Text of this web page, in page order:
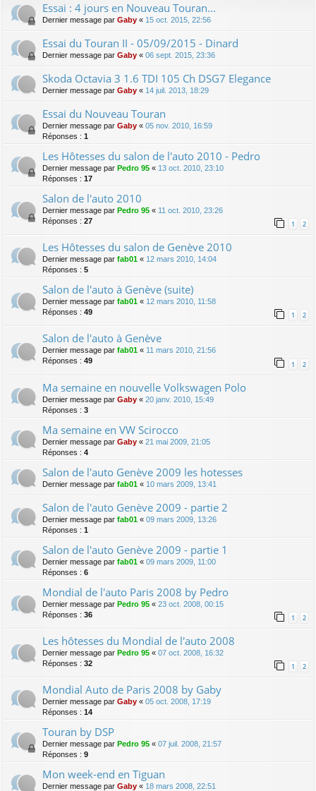
Essai : 4 jours en Nouveau Touran...
Dernier message par Gaby « 15 oct. 2015, 22:56
Essai du Touran II - 05/09/2015 - Dinard
Dernier message par Gaby « 06 sept. 2015, 23:36
Skoda Octavia 3 1.6 TDI 105 Ch DSG7 Elegance
Dernier message par Gaby « 14 juil. 2013, 18:29
Essai du Nouveau Touran
Dernier message par Gaby « 05 nov. 2010, 16:59
Réponses : 1
Les Hôtesses du salon de l'auto 2010 - Pedro
Dernier message par Pedro 95 « 13 oct. 2010, 23:10
Réponses : 17
Salon de l'auto 2010
Dernier message par Pedro 95 « 11 oct. 2010, 23:26
Réponses : 27 1 2
Les Hôtesses du salon de Genève 2010
Dernier message par fab01 « 12 mars 2010, 14:04
Réponses : 5
Salon de l'auto à Genève (suite)
Dernier message par fab01 « 12 mars 2010, 11:58
Réponses : 49 1 2
Salon de l'auto à Genève
Dernier message par fab01 « 11 mars 2010, 21:56
Réponses : 49 1 2
Ma semaine en nouvelle Volkswagen Polo
Dernier message par Gaby « 20 janv. 2010, 15:49
Réponses : 3
Ma semaine en VW Scirocco
Dernier message par Gaby « 21 mai 2009, 21:05
Réponses : 4
Salon de l'auto Genève 2009 les hotesses
Dernier message par fab01 « 10 mars 2009, 13:41
Salon de l'auto Genève 2009 - partie 2
Dernier message par fab01 « 09 mars 2009, 13:26
Réponses : 1
Salon de l'auto Genève 2009 - partie 1
Dernier message par fab01 « 09 mars 2009, 11:00
Réponses : 6
Mondial de l'auto Paris 2008 by Pedro
Dernier message par Pedro 95 « 23 oct. 2008, 00:15
Réponses : 36 1 2
Les hôtesses du Mondial de l'auto 2008
Dernier message par Pedro 95 « 07 oct. 2008, 16:32
Réponses : 32 1 2
Mondial Auto de Paris 2008 by Gaby
Dernier message par Gaby « 05 oct. 2008, 17:19
Réponses : 14
Touran by DSP
Dernier message par Pedro 95 « 07 juil. 2008, 21:57
Réponses : 9
Mon week-end en Tiguan
Dernier message par Gaby « 18 mars 2008, 22:51